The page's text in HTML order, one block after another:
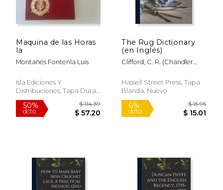
Maquina de las Horas
la
Montañes Fontenla Luis
Isla Ediciones Y
Distribuciones, Tapa Dura,
Usado
The Rug Dictionary
(en Inglés)
Clifford, C. R. (Chandler
Hassell Street Press, Tapa
Blanda, Nuevo